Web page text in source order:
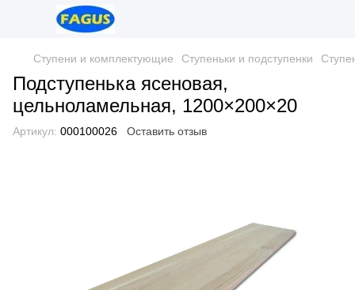
Ступени и комплектующие Ступеньки и подступенки
Подступенька ясеновая,
цельноламельная, 1200×200×20
Артикул: 000100026 Оставить отзыв